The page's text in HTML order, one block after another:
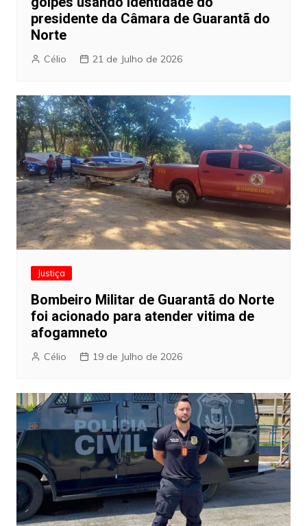
presidente da Câmara de Guarantã do
Norte
Célio 21 de Julho de 2026
Justiça
Bombeiro Militar de Guarantã do Norte
foi acionado para atender vitima de
afogamneto
Célio 19 de Julho de 2026